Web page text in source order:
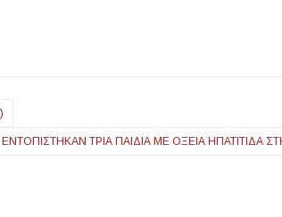
ΕΝΤΟΠΊΣΤΗΚΑΝ ΤΡΊΑ ΠΑΙΔΙΆ ΜΕ ΟΞΕΊΑ ΗΠΑΤΊΤΙΔΑ